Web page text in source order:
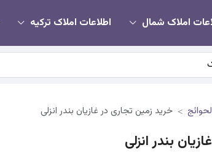
املاک شمال اطلاعات املاک ترکیه
خرید زمین تجاری در غازیان بندر انزلی
بندر انزلی